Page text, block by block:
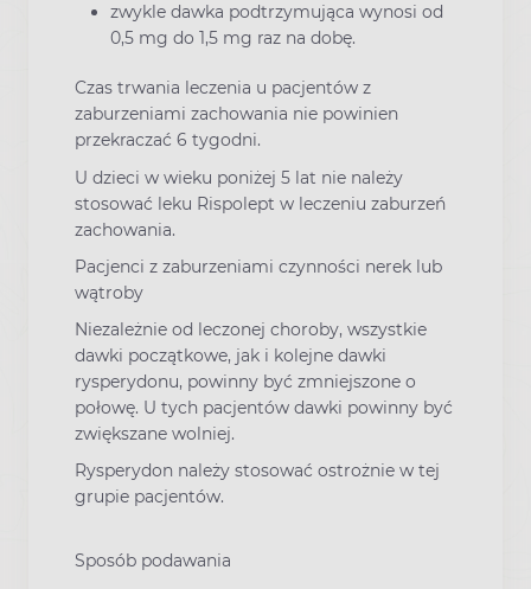
zwykle dawka podtrzymująca wynosi od
0,5 mg do 1,5 mg raz na dobę.
Czas trwania leczenia u pacjentów z
zaburzeniami zachowania nie powinien
przekraczać 6 tygodni.
U dzieci w wieku poniżej 5 lat nie należy
stosować leku Rispolept w leczeniu zaburzeń
zachowania.
Pacjenci z zaburzeniami czynności nerek lub
wątroby
Niezależnie od leczonej choroby, wszystkie
dawki początkowe, jak i kolejne dawki
rysperydonu, powinny być zmniejszone o
połowę. U tych pacjentów dawki powinny być
zwiększane wolniej.
Rysperydon należy stosować ostrożnie w tej
grupie pacjentów.
Sposób podawania